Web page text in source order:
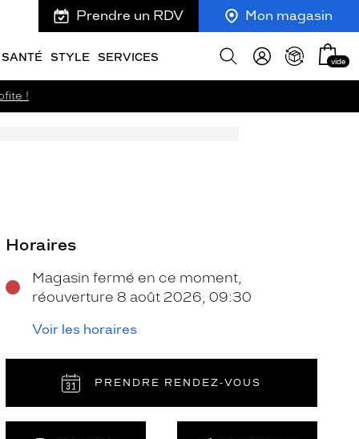
Prendre un RDV Mon magasin
SANTÉ STYLE SERVICES
Afficher
Mon
panier
vide
!
Horaires
Magasin fermé en ce moment,
réouverture 8 août 2026, 09:30
Voir les horaires
PRENDRE RENDEZ‑VOUS